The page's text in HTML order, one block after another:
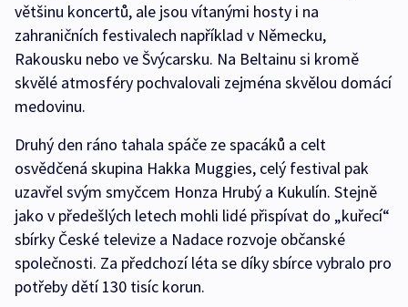
většinu koncertů, ale jsou vítanými hosty i na
zahraničních festivalech například v Německu,
Rakousku nebo ve Švýcarsku. Na Beltainu si kromě
skvělé atmosféry pochvalovali zejména skvělou domácí
medovinu.
Druhý den ráno tahala spáče ze spacáků a celt
osvědčená skupina Hakka Muggies, celý festival pak
uzavřel svým smyčcem Honza Hrubý a Kukulín. Stejně
jako v předešlých letech mohli lidé přispívat do „kuřecí“
sbírky České televize a Nadace rozvoje občanské
společnosti. Za předchozí léta se díky sbírce vybralo pro
potřeby dětí 130 tisíc korun.